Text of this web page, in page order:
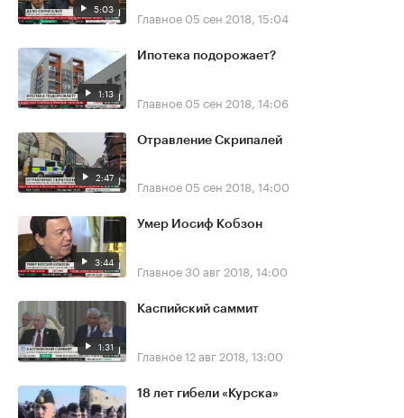
5:03 Главное 05 сен 2018, 15:04
1:13
Ипотека подорожает?
Главное 05 сен 2018, 14:06
2:47
Отравление Скрипалей
Главное 05 сен 2018, 14:00
3:44
Умер Иосиф Кобзон
Главное30 авг 2018, 14:00
1:31
Каспийский саммит
Главное12 авг 2018, 13:00
18 лет гибели «Курска»